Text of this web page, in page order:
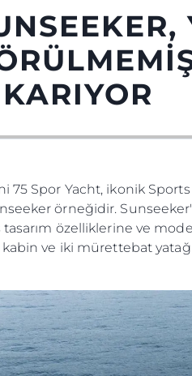
75 Spor Yacht, ikonik
örneğidir.
tasarım özelliklerine ve
ve iki mürettebat